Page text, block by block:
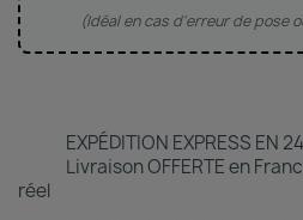
(Idéal en cas d'erreur de pose
EXPÉDITION EXPRESS EN
Livraison OFFERTE en
réel